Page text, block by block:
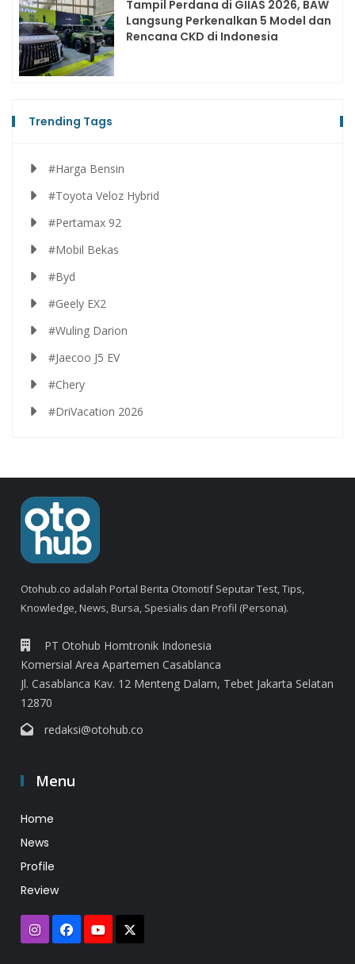
Tampil Perdana di GIIAS 2026, BAW
Langsung Perkenalkan 5 Model dan
Rencana CKD di Indonesia
Trending Tags
#Harga Bensin
#Toyota Veloz Hybrid
#Pertamax 92
#Mobil Bekas
#Byd
#Geely EX2
#Wuling Darion
#Jaecoo J5 EV
#Chery
#DriVacation 2026
Otohub.co adalah Portal Berita Otomotif Seputar Test, Tips,
Knowledge, News, Bursa, Spesialis dan Profil (Persona).
PT Otohub Homtronik Indonesia
Komersial Area Apartemen Casablanca
Jl. Casablanca Kav. 12 Menteng Dalam, Tebet Jakarta Selatan
12870
redaksi@otohub.co
Menu
Home
News
Profile
Review